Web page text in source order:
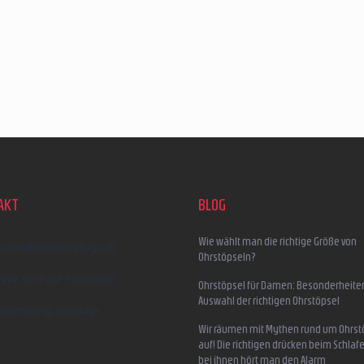
schreiben @ earplugs.at
Wir sind auf Facebook!
earmazing_earplugs
BLOG
Wie wählt man die richtige Größe von
Ohrstöpseln?
Ohrstöpsel für Damen:
Auswahl der richtigen Ohrstöpsel
Wir räumen mit Mythen rund um
auf! Die richtigen drücken beim
bei ihnen hört man den Alarm